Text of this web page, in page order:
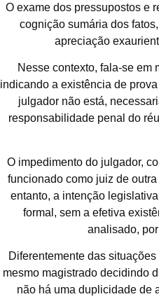
O exame dos pressupostos e
cognição sumária dos
apreciação
Nesse contexto, fala-se em
indicando a existência de
julgador não está,
responsabilidade penal do
O impedimento do julgador,
funcionado como juiz de
entanto, a intenção
formal, sem a efetiva
analisado,
Diferentemente das
mesmo magistrado decidindo
não há uma duplicidade de